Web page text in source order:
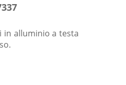
alluminio a testa